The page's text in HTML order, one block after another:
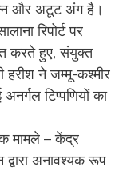
और अटूट अंग है।
रिपोर्ट पर
करते हुए, संयुक्त
हरीश ने जम्मू-कश्मीर
अनर्गल टिप्पणियों का
मामले – केंद्र
अनावश्यक रूप